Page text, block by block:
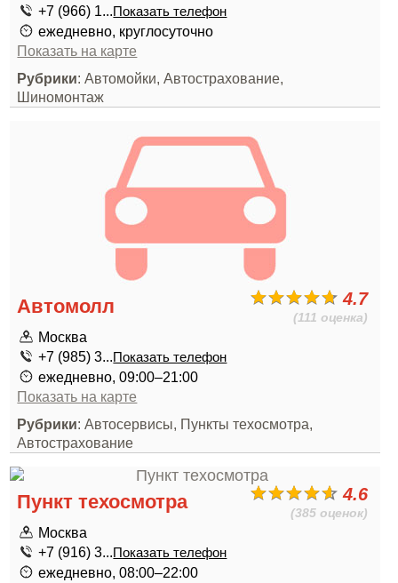
+7 (966) 1...Показать телефон
ежедневно, круглосуточно
Показать на карте
Рубрики: Автомойки, Автострахование,
Шиномонтаж
4.7
(111 оценка)
Автомолл
Москва
+7 (985) 3...Показать телефон
ежедневно, 09:00–21:00
Показать на карте
Рубрики: Автосервисы, Пункты техосмотра,
Автострахование
4.6
(385 оценок)
Пункт техосмотра
Москва
+7 (916) 3...Показать телефон
ежедневно, 08:00–22:00